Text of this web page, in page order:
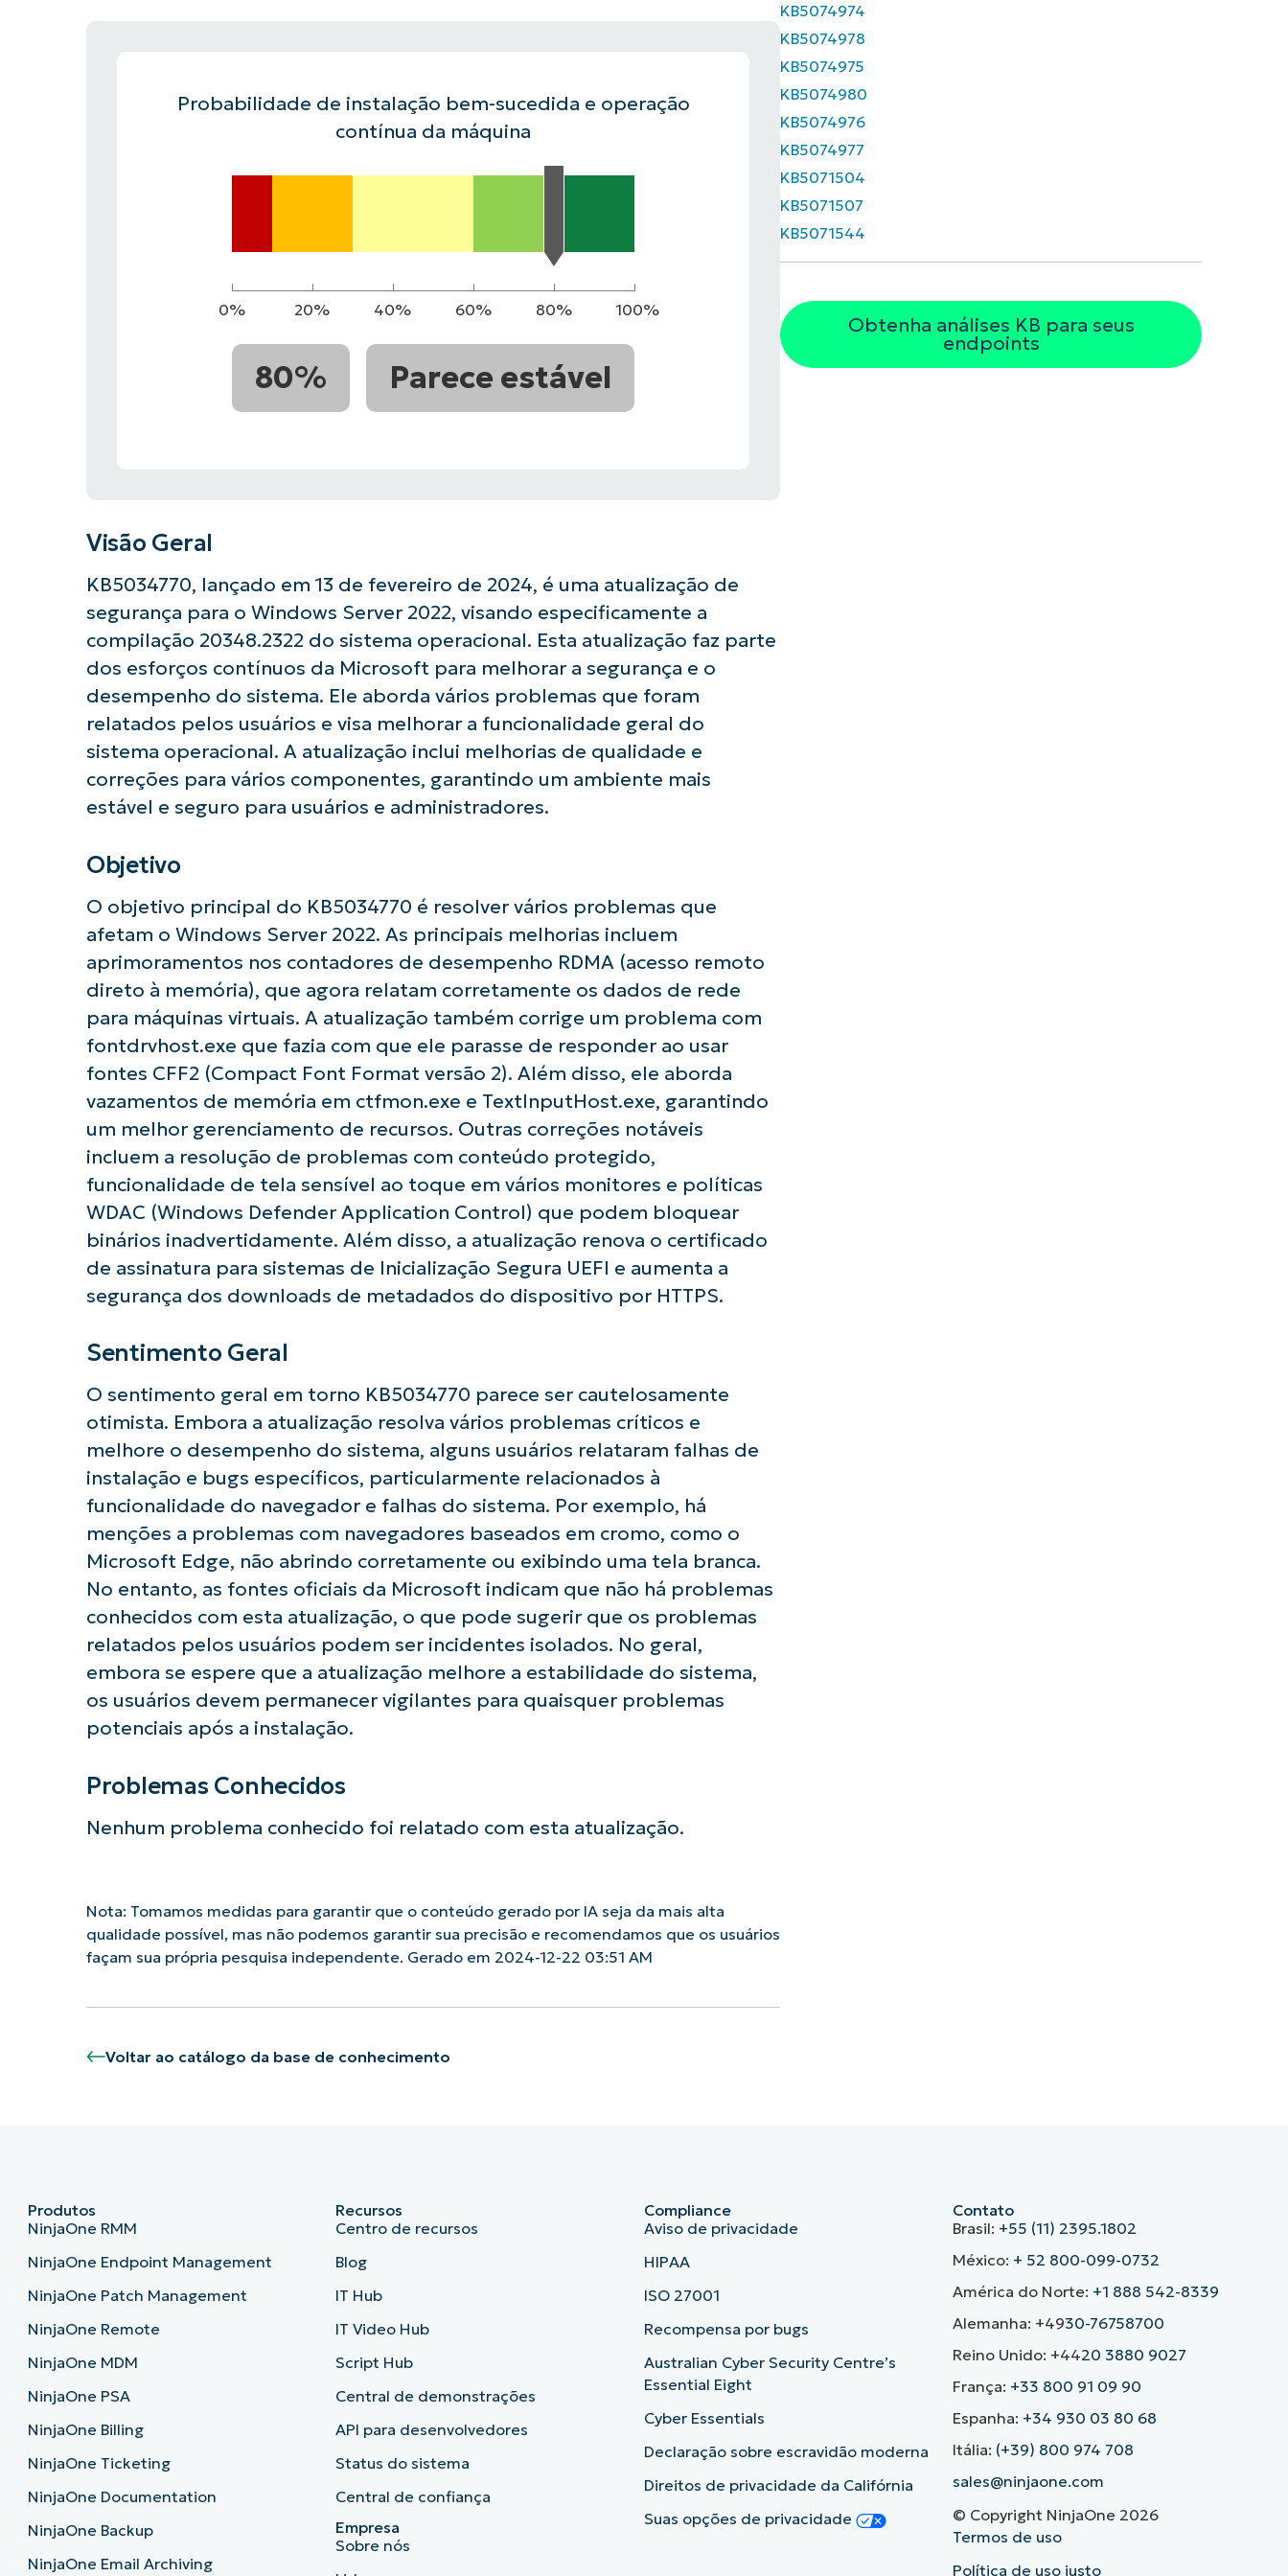
Probabilidade de instalação bem-sucedida e operação
contínua da máquina
0% 20% 40% 60% 80% 100%
80% Parece estável
Visão Geral
KB5034770, lançado em 13 de fevereiro de 2024, é uma atualização de
segurança para o Windows Server 2022, visando especificamente a
compilação 20348.2322 do sistema operacional. Esta atualização faz parte
dos esforços contínuos da Microsoft para melhorar a segurança e o
desempenho do sistema. Ele aborda vários problemas que foram
relatados pelos usuários e visa melhorar a funcionalidade geral do
sistema operacional. A atualização inclui melhorias de qualidade e
correções para vários componentes, garantindo um ambiente mais
estável e seguro para usuários e administradores.
Objetivo
O objetivo principal do KB5034770 é resolver vários problemas que
afetam o Windows Server 2022. As principais melhorias incluem
aprimoramentos nos contadores de desempenho RDMA (acesso remoto
direto à memória), que agora relatam corretamente os dados de rede
para máquinas virtuais. A atualização também corrige um problema com
fontdrvhost.exe que fazia com que ele parasse de responder ao usar
fontes CFF2 (Compact Font Format versão 2). Além disso, ele aborda
vazamentos de memória em ctfmon.exe e TextInputHost.exe, garantindo
um melhor gerenciamento de recursos. Outras correções notáveis
incluem a resolução de problemas com conteúdo protegido,
funcionalidade de tela sensível ao toque em vários monitores e políticas
WDAC (Windows Defender Application Control) que podem bloquear
binários inadvertidamente. Além disso, a atualização renova o certificado
de assinatura para sistemas de Inicialização Segura UEFI e aumenta a
segurança dos downloads de metadados do dispositivo por HTTPS.
Sentimento Geral
O sentimento geral em torno KB5034770 parece ser cautelosamente
otimista. Embora a atualização resolva vários problemas críticos e
melhore o desempenho do sistema, alguns usuários relataram falhas de
instalação e bugs específicos, particularmente relacionados à
funcionalidade do navegador e falhas do sistema. Por exemplo, há
menções a problemas com navegadores baseados em cromo, como o
Microsoft Edge, não abrindo corretamente ou exibindo uma tela branca.
No entanto, as fontes oficiais da Microsoft indicam que não há problemas
conhecidos com esta atualização, o que pode sugerir que os problemas
relatados pelos usuários podem ser incidentes isolados. No geral,
embora se espere que a atualização melhore a estabilidade do sistema,
os usuários devem permanecer vigilantes para quaisquer problemas
potenciais após a instalação.
Problemas Conhecidos
Nenhum problema conhecido foi relatado com esta atualização.
Nota: Tomamos medidas para garantir que o conteúdo gerado por IA seja da mais alta
qualidade possível, mas não podemos garantir sua precisão e recomendamos que os usuários
façam sua própria pesquisa independente. Gerado em 2024-12-22 03:51 AM
Voltar ao catálogo da base de conhecimento
KB5074974
KB5074978
KB5074975
KB5074980
KB5074976
KB5074977
KB5071504
KB5071507
KB5071544
Obtenha análises KB para seus
endpoints
Comece a usar as análises de KB orientadas por IA do NinjaOne!
First
and
name*
Business
email*
Phone
País
Produtos
NinjaOne RMM
NinjaOne Endpoint Management
NinjaOne Patch Management
NinjaOne Remote
NinjaOne MDM
NinjaOne PSA
NinjaOne Billing
NinjaOne Ticketing
NinjaOne Documentation
NinjaOne Backup
NinjaOne Email Archiving
Recursos
Centro de recursos
Blog
IT Hub
IT Video Hub
Script Hub
Central de demonstrações
API para desenvolvedores
Status do sistema
Central de confiança
Empresa
Sobre nós
Compliance
Aviso de privacidade
HIPAA
ISO 27001
Recompensa por bugs
Australian Cyber Security Centre’s
Essential Eight
Cyber Essentials
Declaração sobre escravidão moderna
Direitos de privacidade da Califórnia
Suas opções de privacidade
Contato
Brasil: +55 (11) 2395.1802
México: + 52 800-099-0732
América do Norte: +1 888 542-8339
Alemanha: +4930-76758700
Reino Unido: +4420 3880 9027
França: +33 800 91 09 90
Espanha: +34 930 03 80 68
Itália: (+39) 800 974 708
sales@ninjaone.com
© Copyright NinjaOne 2026
Termos de uso
Política de uso justo